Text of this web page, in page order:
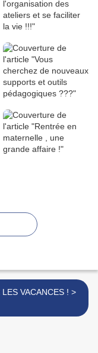
VIVE LES VACANCES ! >